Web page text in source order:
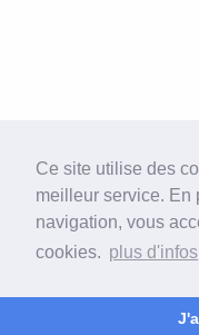
Ce site utilise des
meilleur service. En
navigation, vous
cookies. plus d'infos